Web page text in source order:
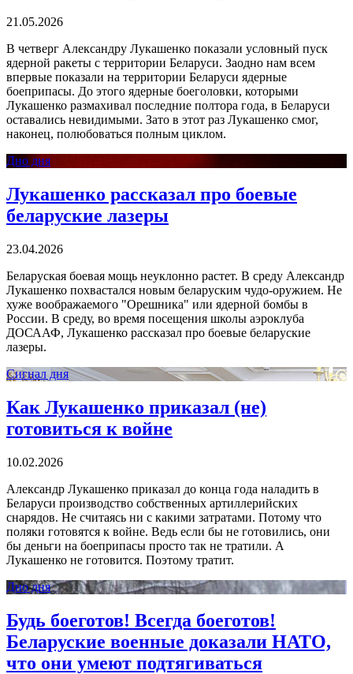
21.05.2026
В четверг Александру Лукашенко показали условный пуск
ядерной ракеты с территории Беларуси. Заодно нам всем
впервые показали на территории Беларуси ядерные
боеприпасы. До этого ядерные боеголовки, которыми
Лукашенко размахивал последние полтора года, в Беларуси
оставались невидимыми. Зато в этот раз Лукашенко смог,
наконец, полюбоваться полным циклом.
Дно дня
Лукашенко рассказал про боевые
беларуские лазеры
23.04.2026
Беларуская боевая мощь неуклонно растет. В среду Александр
Лукашенко похвастался новым беларуским чудо-оружием. Не
хуже воображаемого "Орешника" или ядерной бомбы в
России. В среду, во время посещения школы аэроклуба
ДОСААФ, Лукашенко рассказал про боевые беларуские
лазеры.
Сигнал дня
Как Лукашенко приказал (не)
готовиться к войне
10.02.2026
Александр Лукашенко приказал до конца года наладить в
Беларуси производство собственных артиллерийских
снарядов. Не считаясь ни с какими затратами. Потому что
поляки готовятся к войне. Ведь если бы не готовились, они
бы деньги на боеприпасы просто так не тратили. А
Лукашенко не готовится. Поэтому тратит.
Дно дня
Будь боеготов! Всегда боеготов!
Беларуские военные доказали НАТО,
что они умеют подтягиваться